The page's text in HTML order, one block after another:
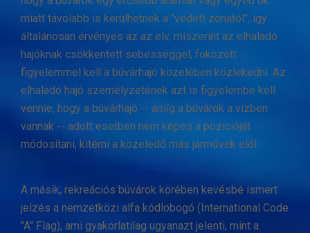
miatt távolabb is kerülhetnek a "védett zónától", így
általánosan érvényes az az elv, miszerint az elhaladó
hajóknak csökkentett sebességgel, fokozott
figyelemmel kell a búvárhajó közelében közlekedni. Az
elhaladó hajó személyzetének azt is figyelembe kell
vennie, hogy a búvárhajó -- amíg a búvárok a vízben
vannak -- adott esetben nem képes a pozícióját
módosítani, kitérni a közeledő más járművek elől.
A másik, rekreációs búvárok körében kevésbé ismert
jelzés a nemzetközi alfa kódlobogó (International Code
"A" Flag), ami gyakorlatilag ugyanazt jelenti, mint a